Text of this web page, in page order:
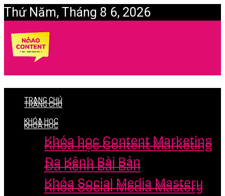
Thứ Năm, Tháng 8 6, 2026
Login
TRANG CHỦ
KHÓA HỌC
Khóa học Content Marketing
Đa Kênh Bài Bản
Khóa Social Media Mastery
TRANG CHỦ
KHÓA HỌC
Khóa học Content Marketing
Đa Kênh Bài Bản
Khóa Social Media Mastery